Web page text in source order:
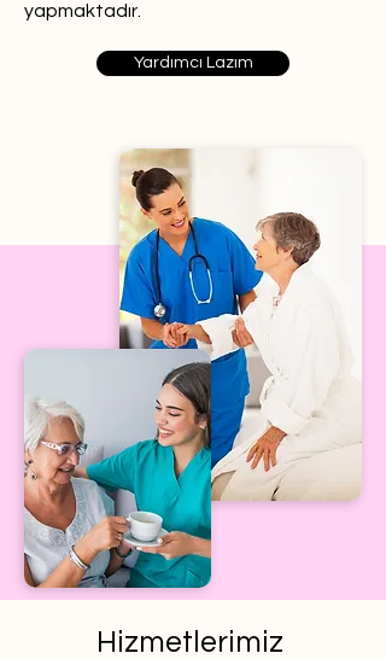
yapmaktadır.
Yardımcı Lazım
Hizmetlerimiz